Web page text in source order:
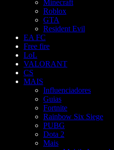
Minecraft
Roblox
GTA
Resident Evil
EA FC
Free fire
LoL
VALORANT
CS
MAIS
Influenciadores
Guias
Fortnite
Rainbow Six Siege
PUBG
Dota 2
Mais